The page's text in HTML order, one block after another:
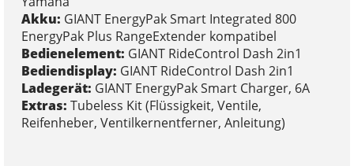
Akku: GIANT EnergyPak Smart Integrated 800
EnergyPak Plus RangeExtender kompatibel
Bedienelement: GIANT RideControl Dash 2in1
Bediendisplay: GIANT RideControl Dash 2in1
Ladegerät: GIANT EnergyPak Smart Charger, 6A
Extras: Tubeless Kit (Flüssigkeit, Ventile,
Reifenheber, Ventilkernentferner, Anleitung)